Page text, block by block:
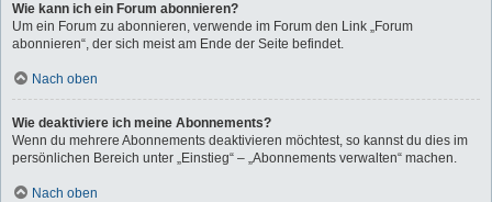
Wie kann ich ein Forum abonnieren?
Um ein Forum zu abonnieren, verwende im Forum den Link „Forum
abonnieren“, der sich meist am Ende der Seite befindet.
Nach oben
Wie deaktiviere ich meine Abonnements?
Wenn du mehrere Abonnements deaktivieren möchtest, so kannst du dies im
persönlichen Bereich unter „Einstieg“ – „Abonnements verwalten“ machen.
Nach oben